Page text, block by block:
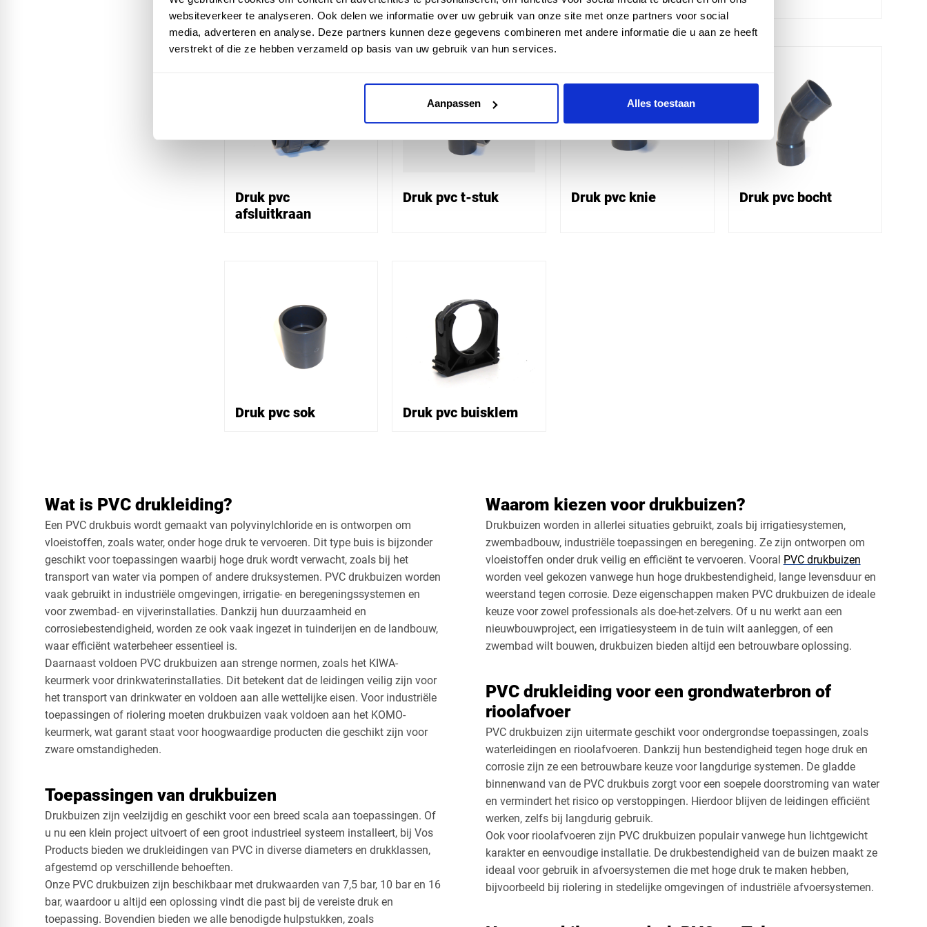
websiteverkeer te analyseren. Ook delen we informatie over uw gebruik van onze site met onze partners voor social
media, adverteren en analyse. Deze partners kunnen deze gegevens combineren met andere informatie die u aan ze heeft
verstrekt of die ze hebben verzameld op basis van uw gebruik van hun services.
Aanpassen Alles toestaan
Druk pvc
afsluitkraan
Druk pvc t-stuk Druk pvc knie Druk pvc bocht
Druk pvc sok Druk pvc buisklem
Wat is PVC drukleiding?
Een PVC drukbuis wordt gemaakt van polyvinylchloride en is ontworpen om
vloeistoffen, zoals water, onder hoge druk te vervoeren. Dit type buis is bijzonder
geschikt voor toepassingen waarbij hoge druk wordt verwacht, zoals bij het
transport van water via pompen of andere druksystemen. PVC drukbuizen worden
vaak gebruikt in industriële omgevingen, irrigatie- en beregeningssystemen en
voor zwembad- en vijverinstallaties. Dankzij hun duurzaamheid en
corrosiebestendigheid, worden ze ook vaak ingezet in tuinderijen en de landbouw,
waar efficiënt waterbeheer essentieel is.
Daarnaast voldoen PVC drukbuizen aan strenge normen, zoals het KIWA-
keurmerk voor drinkwaterinstallaties. Dit betekent dat de leidingen veilig zijn voor
het transport van drinkwater en voldoen aan alle wettelijke eisen. Voor industriële
toepassingen of riolering moeten drukbuizen vaak voldoen aan het KOMO-
keurmerk, wat garant staat voor hoogwaardige producten die geschikt zijn voor
zware omstandigheden.
Toepassingen van drukbuizen
Drukbuizen zijn veelzijdig en geschikt voor een breed scala aan toepassingen. Of
u nu een klein project uitvoert of een groot industrieel systeem installeert, bij Vos
Products bieden we drukleidingen van PVC in diverse diameters en drukklassen,
afgestemd op verschillende behoeften.
Onze PVC drukbuizen zijn beschikbaar met drukwaarden van 7,5 bar, 10 bar en 16
bar, waardoor u altijd een oplossing vindt die past bij de vereiste druk en
toepassing. Bovendien bieden we alle benodigde hulpstukken, zoals
Waarom kiezen voor drukbuizen?
Drukbuizen worden in allerlei situaties gebruikt, zoals bij irrigatiesystemen,
zwembadbouw, industriële toepassingen en beregening. Ze zijn ontworpen om
vloeistoffen onder druk veilig en efficiënt te vervoeren. Vooral PVC drukbuizen
worden veel gekozen vanwege hun hoge drukbestendigheid, lange levensduur en
weerstand tegen corrosie. Deze eigenschappen maken PVC drukbuizen de ideale
keuze voor zowel professionals als doe-het-zelvers. Of u nu werkt aan een
nieuwbouwproject, een irrigatiesysteem in de tuin wilt aanleggen, of een
zwembad wilt bouwen, drukbuizen bieden altijd een betrouwbare oplossing.
PVC drukleiding voor een grondwaterbron of
rioolafvoer
PVC drukbuizen zijn uitermate geschikt voor ondergrondse toepassingen, zoals
waterleidingen en rioolafvoeren. Dankzij hun bestendigheid tegen hoge druk en
corrosie zijn ze een betrouwbare keuze voor langdurige systemen. De gladde
binnenwand van de PVC drukbuis zorgt voor een soepele doorstroming van water
en vermindert het risico op verstoppingen. Hierdoor blijven de leidingen efficiënt
werken, zelfs bij langdurig gebruik.
​Ook voor rioolafvoeren zijn PVC drukbuizen populair vanwege hun lichtgewicht
karakter en eenvoudige installatie. De drukbestendigheid van de buizen maakt ze
ideaal voor gebruik in afvoersystemen die met hoge druk te maken hebben,
bijvoorbeeld bij riolering in stedelijke omgevingen of industriële afvoersystemen.